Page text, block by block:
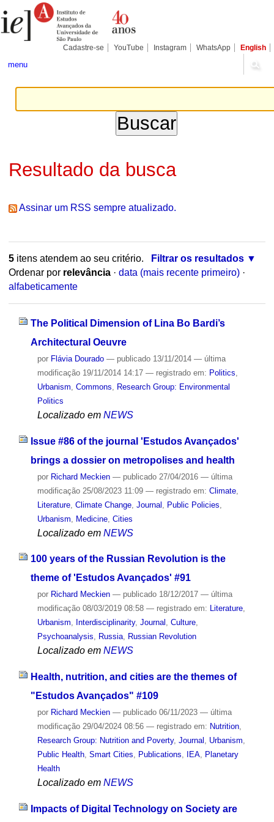
para
conteúdo.
Pessoais
Cadastre-se YouTube Instagram WhatsApp English
menu
Resultado da busca
Assinar um RSS sempre atualizado.
5itens atendem ao seu critério.
Filtrar os resultados
Ordenar por relevância · data (mais recente primeiro) ·
alfabeticamente
The Political Dimension of Lina Bo Bardi’s
Architectural Oeuvre
por Flávia Dourado — publicado13/11/2014 — última
modificação19/11/2014 14:17 — registrado em: Politics
Urbanism Commons
Research Group: Environmental
Politics
Localizado em NEWS
Issue #86 of the journal 'Estudos Avançados'
brings a dossier on metropolises and health
por Richard Meckien — publicado27/04/2016 — última
modificação25/08/2023 11:09 — registrado em: Climate,
Literature, Climate Change, Journal Public Policies
Urbanism
Medicine, Cities
Localizado em NEWS
100 years of the Russian Revolution is the
theme of 'Estudos Avançados' #91
por Richard Meckien — publicado18/12/2017 — última
modificação08/03/2019 08:58 — registrado em: Literature,
Urbanism, Interdisciplinarity, Journal , Culture,
Psychoanalysis, Russia, Russian Revolution
Localizado em NEWS
Health, nutrition, and cities are the themes of
"Estudos Avançados" #109
por Richard Meckien — publicado06/11/2023 — última
modificação29/04/2024 08:56 — registrado em: Nutrition,
Research Group: Nutrition and Poverty, Journal , Urbanism,
Public Health, Smart Cities, Publications, IEA, Planetary
Health
Localizado em NEWS
Impacts of Digital Technology on Society are